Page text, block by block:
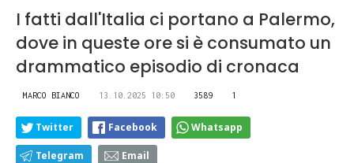
I fatti dall'Italia ci portano a Palermo,
dove in queste ore si è consumato un
drammatico episodio di cronaca
MARCO BIANCO 13.10.2025 10:50 3589 1
Twitter Facebook Whatsapp
Telegram Email